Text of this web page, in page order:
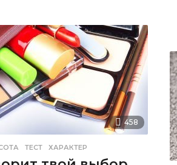
458
,ТЕСТ ,ХАРАКТЕР